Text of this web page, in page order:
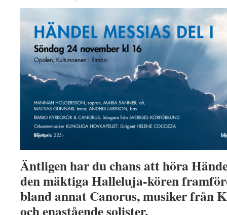
Äntligen har du chans att höra
den mäktiga Halleluja-kören
bland annat Canorus, musiker från
och enastående solister.